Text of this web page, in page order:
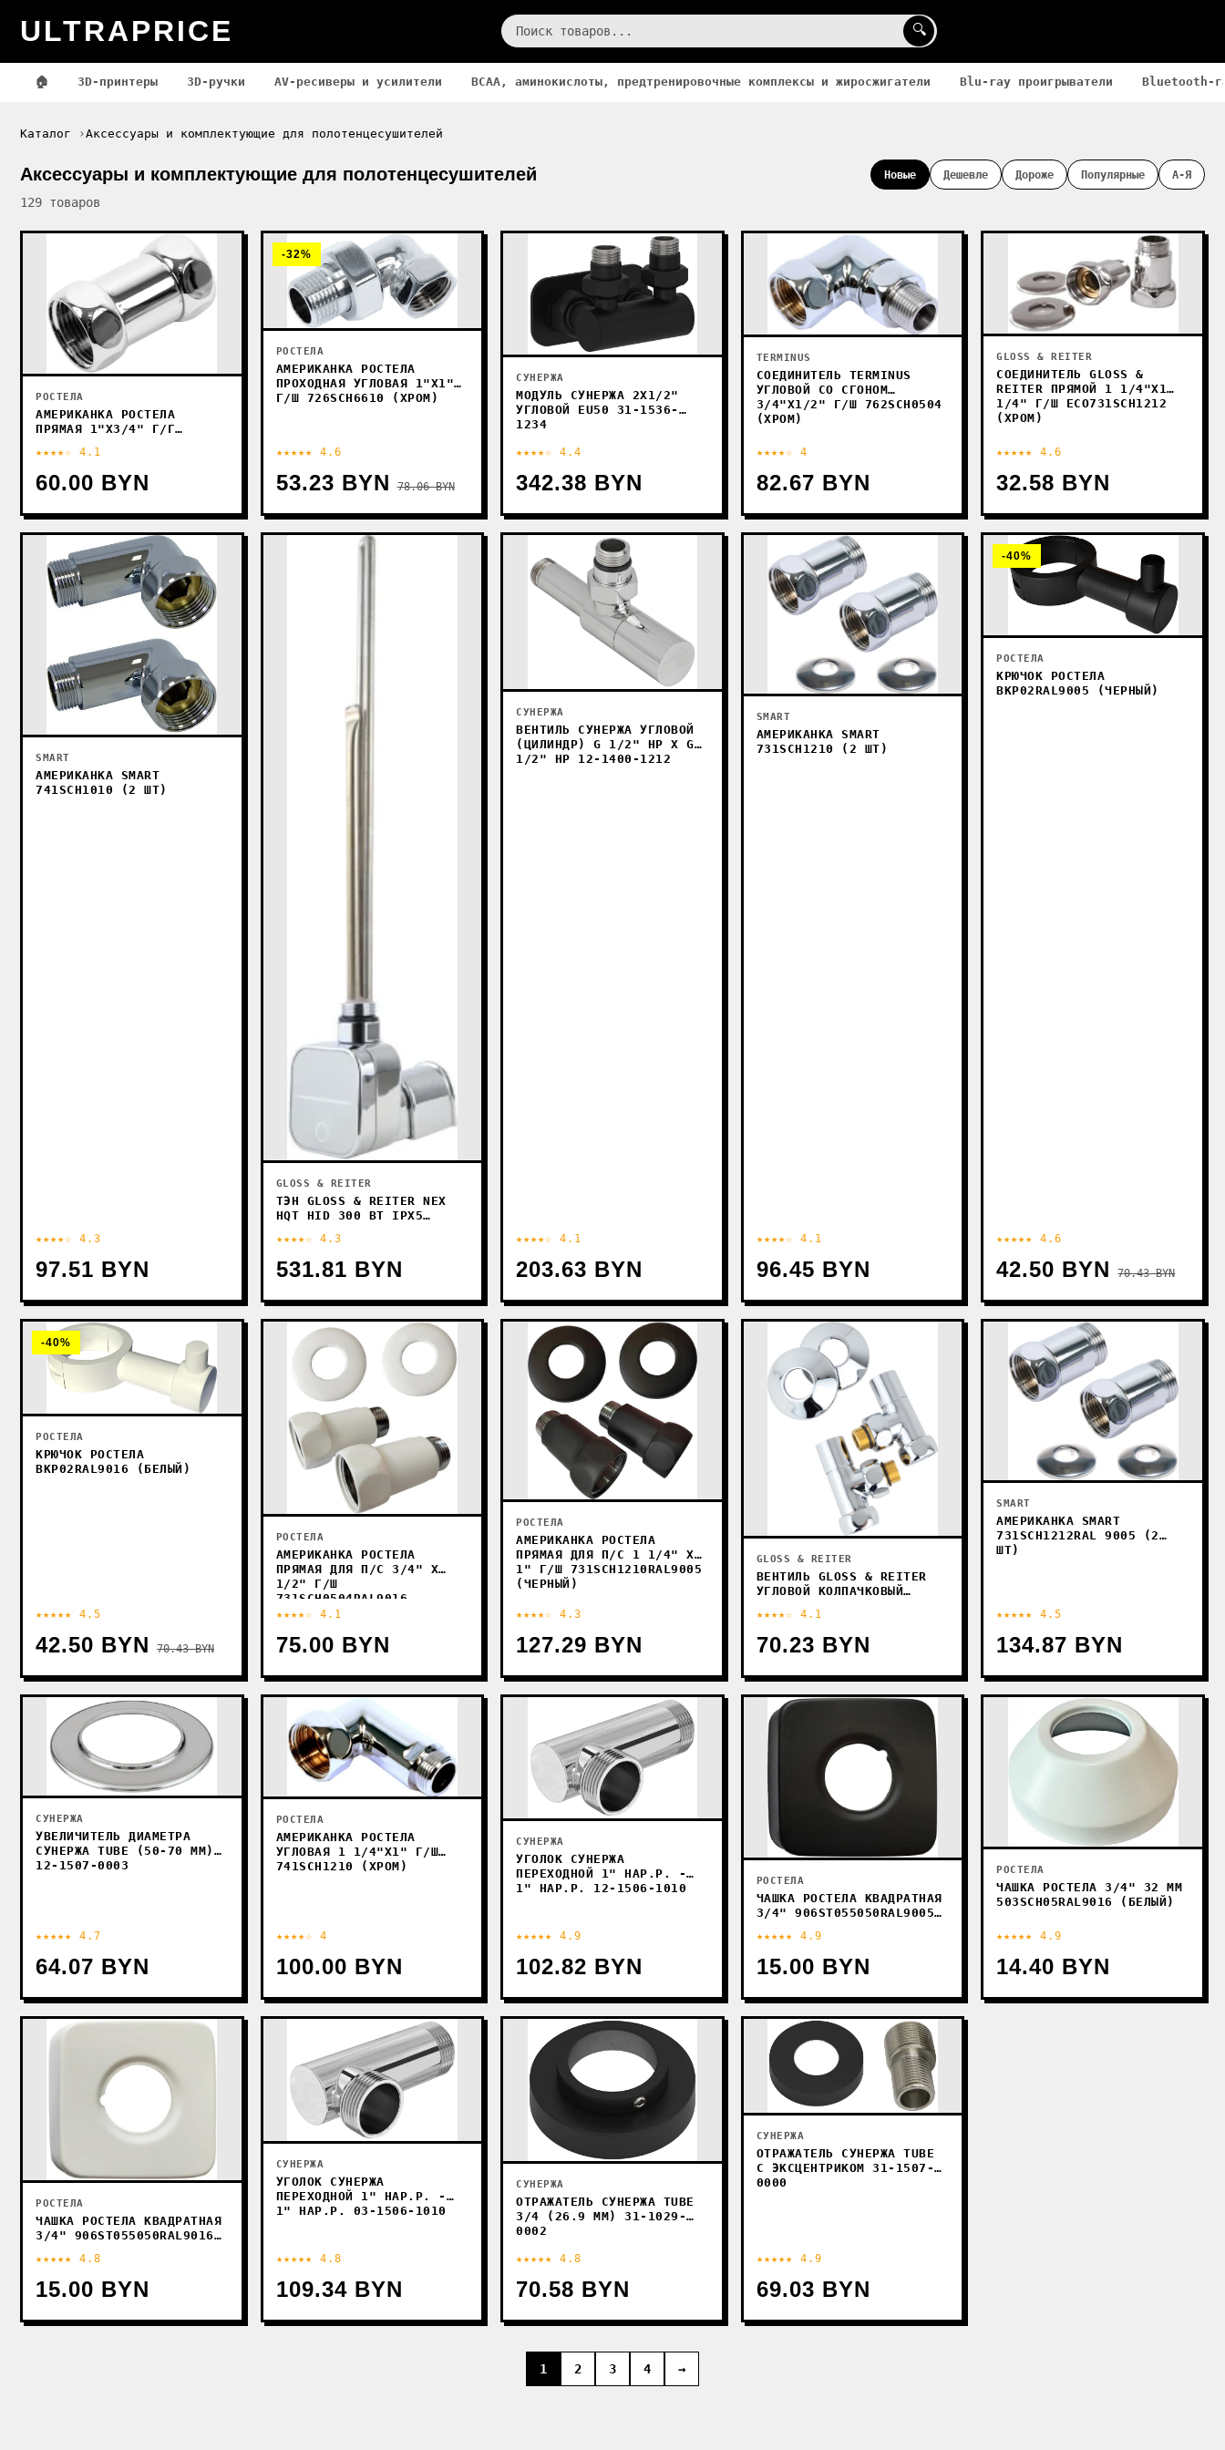
ULTRAPRICE 🔍
🏠 3D-принтеры 3D-ручки AV-ресиверы и усилители BCAA, аминокислоты, предтренировочные комплексы и жиросжигатели Blu-ray проигрыватели Bluetooth-
Каталог Аксессуары и комплектующие для полотенцесушителей
Аксессуары и комплектующие для полотенцесушителей
129 товаров
Новые Дешевле Дороже Популярные А-Я
РОСТЕЛА
АМЕРИКАНКА РОСТЕЛА
ПРЯМАЯ 1"X3/4" Г/Г
★★★★☆ 4.1
60.00 BYN
-32%
РОСТЕЛА
АМЕРИКАНКА РОСТЕЛА
ПРОХОДНАЯ УГЛОВАЯ 1"X1"
Г/Ш 726SCH6610 (ХРОМ)
★★★★★ 4.6
53.23 BYN 78.06 BYN
СУНЕРЖА
МОДУЛЬ СУНЕРЖА 2Х1/2"
УГЛОВОЙ EU50 31-1536-
1234
★★★★☆ 4.4
342.38 BYN
TERMINUS
СОЕДИНИТЕЛЬ TERMINUS
УГЛОВОЙ СО СГОНОМ
3/4"Х1/2" Г/Ш 762SCH0504
(ХРОМ)
★★★★☆ 4
82.67 BYN
GLOSS & REITER
СОЕДИНИТЕЛЬ GLOSS &
REITER ПРЯМОЙ 1 1/4"Х1
1/4" Г/Ш ECO731SCH1212
(ХРОМ)
★★★★★ 4.6
32.58 BYN
SMART
АМЕРИКАНКА SMART
741SCH1010 (2 ШТ)
★★★★☆ 4.3
97.51 BYN
GLOSS & REITER
ТЭН GLOSS & REITER NEX
HQT HID 300 ВТ IPX5
(ХРОМ)
★★★★☆ 4.3
531.81 BYN
СУНЕРЖА
ВЕНТИЛЬ СУНЕРЖА УГЛОВОЙ
(ЦИЛИНДР) G 1/2" НР Х G
1/2" НР 12-1400-1212
★★★★☆ 4.1
203.63 BYN
SMART
АМЕРИКАНКА SMART
731SCH1210 (2 ШТ)
★★★★☆ 4.1
96.45 BYN
-40%
РОСТЕЛА
КРЮЧОК РОСТЕЛА
BKP02RAL9005 (ЧЕРНЫЙ)
★★★★★ 4.6
42.50 BYN 70.43 BYN
-40%
РОСТЕЛА
КРЮЧОК РОСТЕЛА
BKP02RAL9016 (БЕЛЫЙ)
★★★★★ 4.5
42.50 BYN 70.43 BYN
РОСТЕЛА
АМЕРИКАНКА РОСТЕЛА
ПРЯМАЯ ДЛЯ П/С 3/4" X
1/2" Г/Ш
731SCH0504RAL9016
(БЕЛЫЙ)
★★★★☆ 4.1
75.00 BYN
РОСТЕЛА
АМЕРИКАНКА РОСТЕЛА
ПРЯМАЯ ДЛЯ П/С 1 1/4" X
1" Г/Ш 731SCH1210RAL9005
(ЧЕРНЫЙ)
★★★★☆ 4.3
127.29 BYN
GLOSS & REITER
ВЕНТИЛЬ GLOSS & REITER
УГЛОВОЙ КОЛПАЧКОВЫЙ
С ОТРАЖАТЕЛЕМ
★★★★☆ 4.1
70.23 BYN
SMART
АМЕРИКАНКА SMART
731SCH1212RAL 9005 (2
ШТ)
★★★★★ 4.5
134.87 BYN
СУНЕРЖА
УВЕЛИЧИТЕЛЬ ДИАМЕТРА
СУНЕРЖА TUBE (50-70 ММ)
12-1507-0003
★★★★★ 4.7
64.07 BYN
РОСТЕЛА
АМЕРИКАНКА РОСТЕЛА
УГЛОВАЯ 1 1/4"X1" Г/Ш
741SCH1210 (ХРОМ)
★★★★☆ 4
100.00 BYN
СУНЕРЖА
УГОЛОК СУНЕРЖА
ПЕРЕХОДНОЙ 1" НАР.Р. -
1" НАР.Р. 12-1506-1010
★★★★★ 4.9
102.82 BYN
РОСТЕЛА
ЧАШКА РОСТЕЛА КВАДРАТНАЯ
3/4" 906ST055050RAL9005
★★★★★ 4.9
15.00 BYN
РОСТЕЛА
ЧАШКА РОСТЕЛА 3/4" 32 ММ
503SCH05RAL9016 (БЕЛЫЙ)
★★★★★ 4.9
14.40 BYN
РОСТЕЛА
ЧАШКА РОСТЕЛА КВАДРАТНАЯ
3/4" 906ST055050RAL9016
★★★★★ 4.8
15.00 BYN
СУНЕРЖА
УГОЛОК СУНЕРЖА
ПЕРЕХОДНОЙ 1" НАР.Р. -
1" НАР.Р. 03-1506-1010
★★★★★ 4.8
109.34 BYN
СУНЕРЖА
ОТРАЖАТЕЛЬ СУНЕРЖА TUBE
3/4 (26.9 ММ) 31-1029-
0002
★★★★★ 4.8
70.58 BYN
СУНЕРЖА
ОТРАЖАТЕЛЬ СУНЕРЖА TUBE
С ЭКСЦЕНТРИКОМ 31-1507-
0000
★★★★★ 4.9
69.03 BYN
1 2 3 4 →